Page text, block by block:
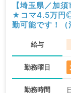
【埼玉県／加
★コマ4.5万円
勤可能です！（
給与
勤務曜日
勤務時間